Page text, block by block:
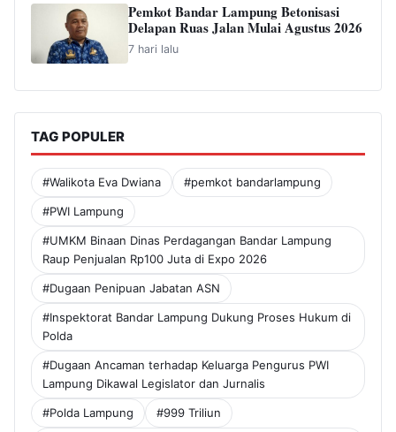
Pemkot Bandar Lampung Betonisasi
Delapan Ruas Jalan Mulai Agustus 2026
7 hari lalu
TAG POPULER
#Walikota Eva Dwiana #pemkot bandarlampung
#PWI Lampung
#UMKM Binaan Dinas Perdagangan Bandar Lampung
Raup Penjualan Rp100 Juta di Expo 2026
#Dugaan Penipuan Jabatan ASN
#Inspektorat Bandar Lampung Dukung Proses Hukum di
Polda
#Dugaan Ancaman terhadap Keluarga Pengurus PWI
Lampung Dikawal Legislator dan Jurnalis
#Polda Lampung #999 Triliun